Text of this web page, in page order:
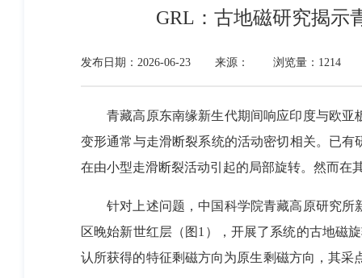
GRL：古地磁研究揭示
发布日期：2026-06-23 来源： 浏览量：1214
青藏高原东南缘新生代期间响应印度与欧亚
变形通常与走滑断裂系统的活动密切相关。 已有
在由小型走滑断裂活动引起的局部旋转。然而在
针对上述问题，中国科学院青藏高原研究所
区晚始新世红层 （图 1 ） ，开展了系统的古地磁
认 所获得的特征剩磁方向为原生剩磁方向，其采